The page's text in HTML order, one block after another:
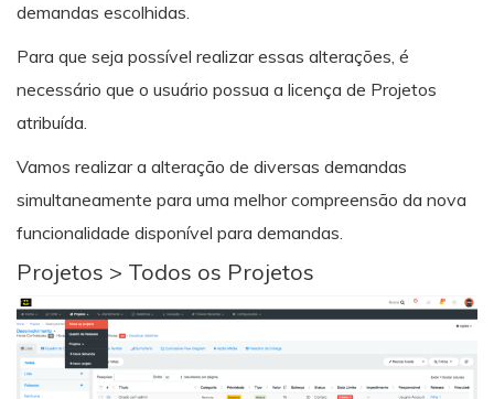
demandas escolhidas.
Para que seja possível realizar essas alterações, é
necessário que o usuário possua a licença de Projetos
atribuída.
Vamos realizar a alteração de diversas demandas
simultaneamente para uma melhor compreensão da nova
funcionalidade disponível para demandas.
Projetos > Todos os Projetos